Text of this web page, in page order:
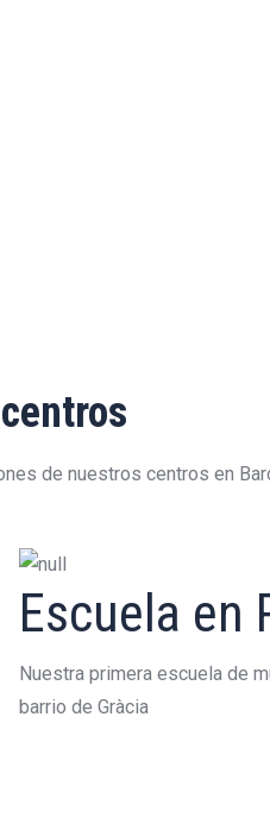
de nuestros centros en
Escuela en
Nuestra primera escuela de
barrio de Gràcia